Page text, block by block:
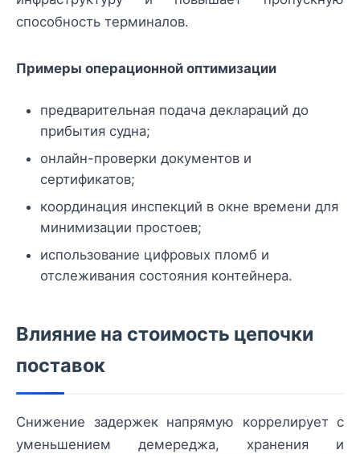
способность терминалов.
Примеры операционной оптимизации
предварительная подача деклараций до
прибытия судна;
онлайн-проверки документов и
сертификатов;
координация инспекций в окне времени для
минимизации простоев;
использование цифровых пломб и
отслеживания состояния контейнера.
Влияние на стоимость цепочки
поставок
Снижение задержек напрямую коррелирует с
уменьшением демереджа, хранения и